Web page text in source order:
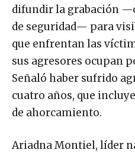
difundir la grabación
de seguridad— para
que enfrentan las
sus agresores ocupan
Señaló haber sufrido
cuatro años, que
de ahorcamiento.
Ariadna Montiel, líder